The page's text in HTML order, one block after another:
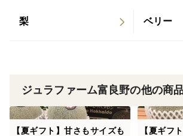
梨 ベリー
ジュラファーム富良野の他の商
【夏ギフト】甘さもサイズも
【夏ギフ